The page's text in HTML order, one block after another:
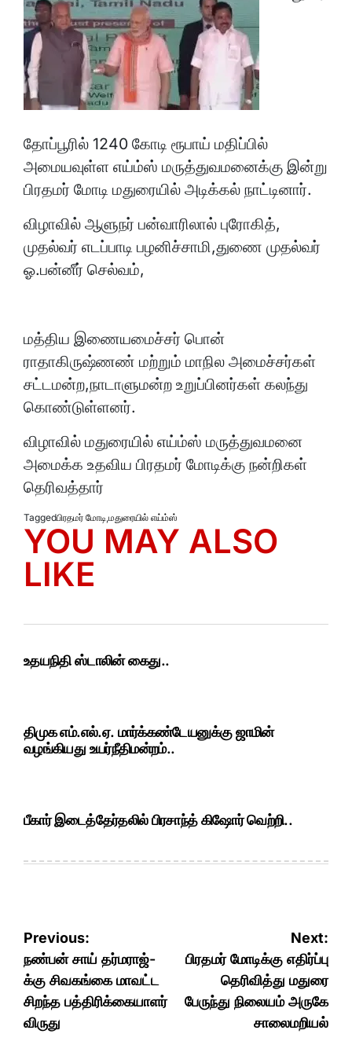
தோப்பூரில் 1240 கோடி ரூபாய் மதிப்பில்
அமையவுள்ள எய்ம்ஸ் மருத்துவமனைக்கு இன்று
பிரதமர் மோடி மதுரையில் அடிக்கல் நாட்டினார்.
விழாவில் ஆளுநர் பன்வாரிலால் புரோகித்,
முதல்வர் எடப்பாடி பழனிச்சாமி,துணை முதல்வர்
ஓ.பன்னீர் செல்வம்,
மத்திய இணையமைச்சர் பொன்
ராதாகிருஷ்ணண் மற்றும் மாநில அமைச்சர்கள்
சட்டமன்ற,நாடாளுமன்ற உறுப்பினர்கள் கலந்து
கொண்டுள்ளனர்.
விழாவில் மதுரையில் எய்ம்ஸ் மருத்துவமனை
அமைக்க உதவிய பிரதமர் மோடிக்கு நன்றிகள்
தெரிவத்தார்
Taggedபிரதமர் மோடி,மதுரையில் எய்ம்ஸ்
YOU MAY ALSO
LIKE
உதயநிதி ஸ்டாலின் கைது..
திமுக எம்.எல்.ஏ. மார்க்கண்டேயனுக்கு ஜாமின்
வழங்கியது உயர்நீதிமன்றம்..
பீகார் இடைத்தேர்தலில் பிரசாந்த் கிஷோர் வெற்றி..
Post
navigation
Previous:
நண்பன் சாய் தர்மராஜ்-
க்கு சிவகங்கை மாவட்ட
சிறந்த பத்திரிக்கையாளர்
விருது
Next:
பிரதமர் மோடிக்கு எதிர்ப்பு
தெரிவித்து மதுரை
பேருந்து நிலையம் அருகே
சாலைமறியல்